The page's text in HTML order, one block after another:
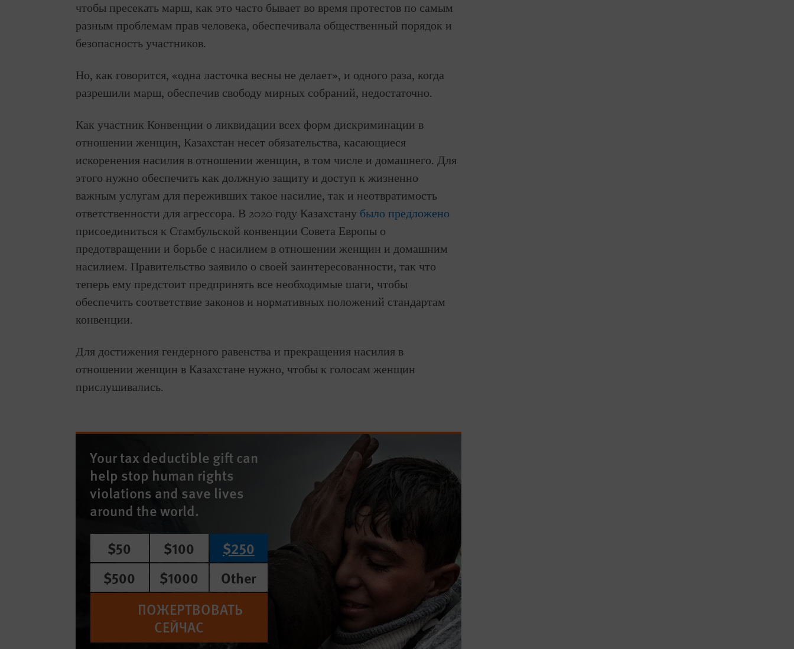
чтобы пресекать марш, как это часто бывает во время протестов по самым
разным проблемам прав человека, обеспечивала общественный порядок и
безопасность участников.
Но, как говорится, «одна ласточка весны не делает», и одного раза, когда
разрешили марш, обеспечив свободу мирных собраний, недостаточно.
Как участник Конвенции о ликвидации всех форм дискриминации в
отношении женщин, Казахстан несет обязательства, касающиеся
искоренения насилия в отношении женщин, в том числе и домашнего. Для
этого нужно обеспечить как должную защиту и доступ к жизненно
важным услугам для переживших такое насилие, так и неотвратимость
ответственности для агрессора. В 2020 году Казахстану было предложено
присоединиться к Стамбульской конвенции Совета Европы о
предотвращении и борьбе с насилием в отношении женщин и домашним
насилием. Правительство заявило о своей заинтересованности, так что
теперь ему предстоит предпринять все необходимые шаги, чтобы
обеспечить соответствие законов и нормативных положений стандартам
конвенции.
Для достижения гендерного равенства и прекращения насилия в
отношении женщин в Казахстане нужно, чтобы к голосам женщин
прислушивались.
Your tax deductible gift can
help stop human rights
violations and save lives
around the world.
$50
$100
$250
$500
$1000
Other
ПОЖЕРТВОВАТЬ
СЕЙЧАС